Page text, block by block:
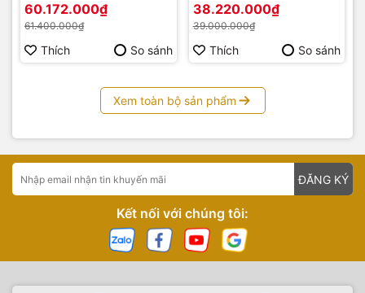
inch
60.172.000₫
61.400.000₫
Thích So sánh
38.220.000₫
39.000.000₫
Thích So sánh
Xem toàn bộ sản phẩm
ĐĂNG KÝ
Kết nối với chúng tôi: